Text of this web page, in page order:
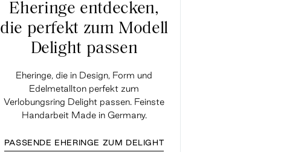
Eheringe entdecken,
die perfekt zum Modell
Delight passen
Eheringe, die in Design, Form und
Edelmetallton perfekt zum
Verlobungsring Delight passen. Feinste
Handarbeit Made in Germany.
PASSENDE EHERINGE ZUM DELIGHT